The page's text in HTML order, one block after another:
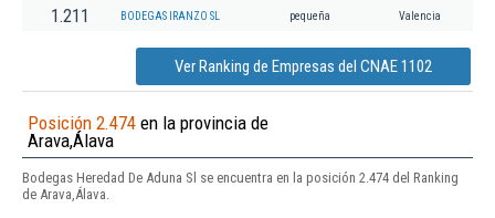
1.211 BODEGAS IRANZO SL pequeña Valencia
Ver Ranking de Empresas del CNAE 1102
Posición 2.474 en la provincia de
Arava,Álava
Bodegas Heredad De Aduna Sl se encuentra en la posición 2.474 del Ranking
de Arava,Álava.